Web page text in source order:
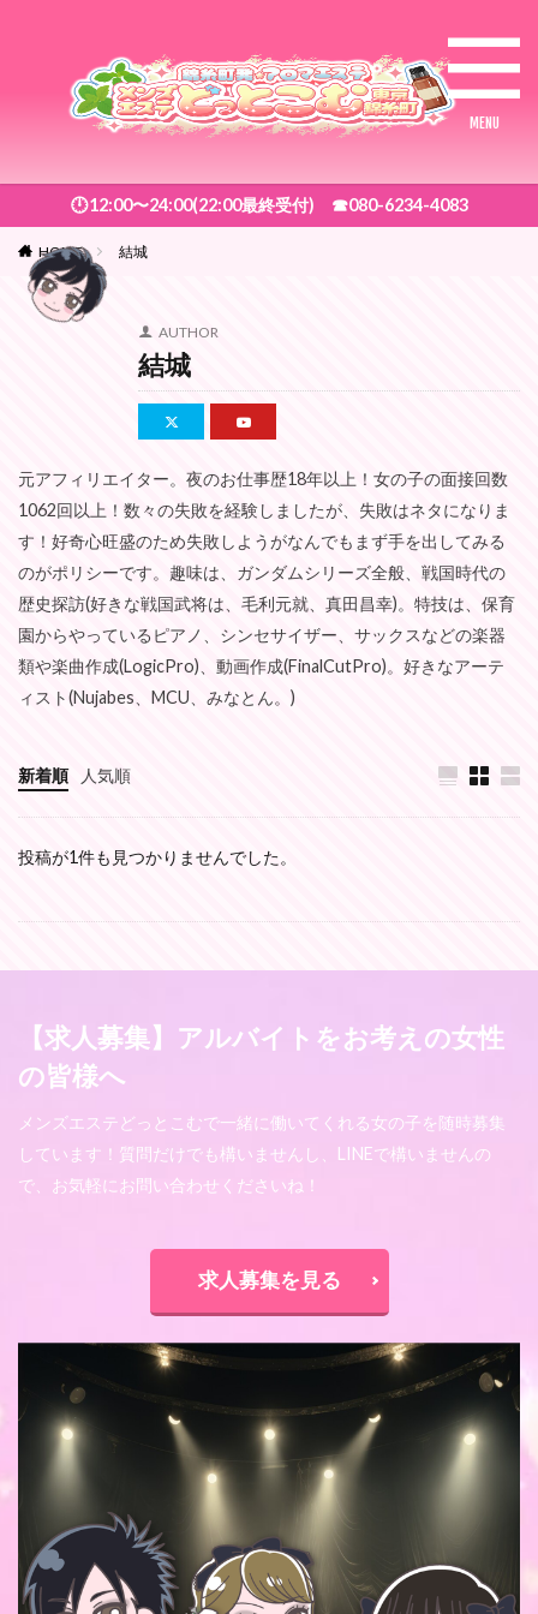
🕛12:00〜24:00(22:00最終受付) ☎︎080-6234-4083
HOME 結城
AUTHOR
結城
元アフィリエイター。夜のお仕事歴18年以上！女の子の面接回数
1062回以上！数々の失敗を経験しましたが、失敗はネタになりま
す！好奇心旺盛のため失敗しようがなんでもまず手を出してみる
のがポリシーです。趣味は、ガンダムシリーズ全般、戦国時代の
歴史探訪(好きな戦国武将は、毛利元就、真田昌幸)。特技は、保育
園からやっているピアノ、シンセサイザー、サックスなどの楽器
類や楽曲作成(LogicPro)、動画作成(FinalCutPro)。好きなアーテ
ィスト(Nujabes、MCU、みなとん。)
新着順 人気順
投稿が1件も見つかりませんでした。
【求人募集】アルバイトをお考えの女性
の皆様へ
メンズエステどっとこむで一緒に働いてくれる女の子を随時募集
しています！質問だけでも構いませんし、LINEで構いませんの
で、お気軽にお問い合わせくださいね！
求人募集を見る